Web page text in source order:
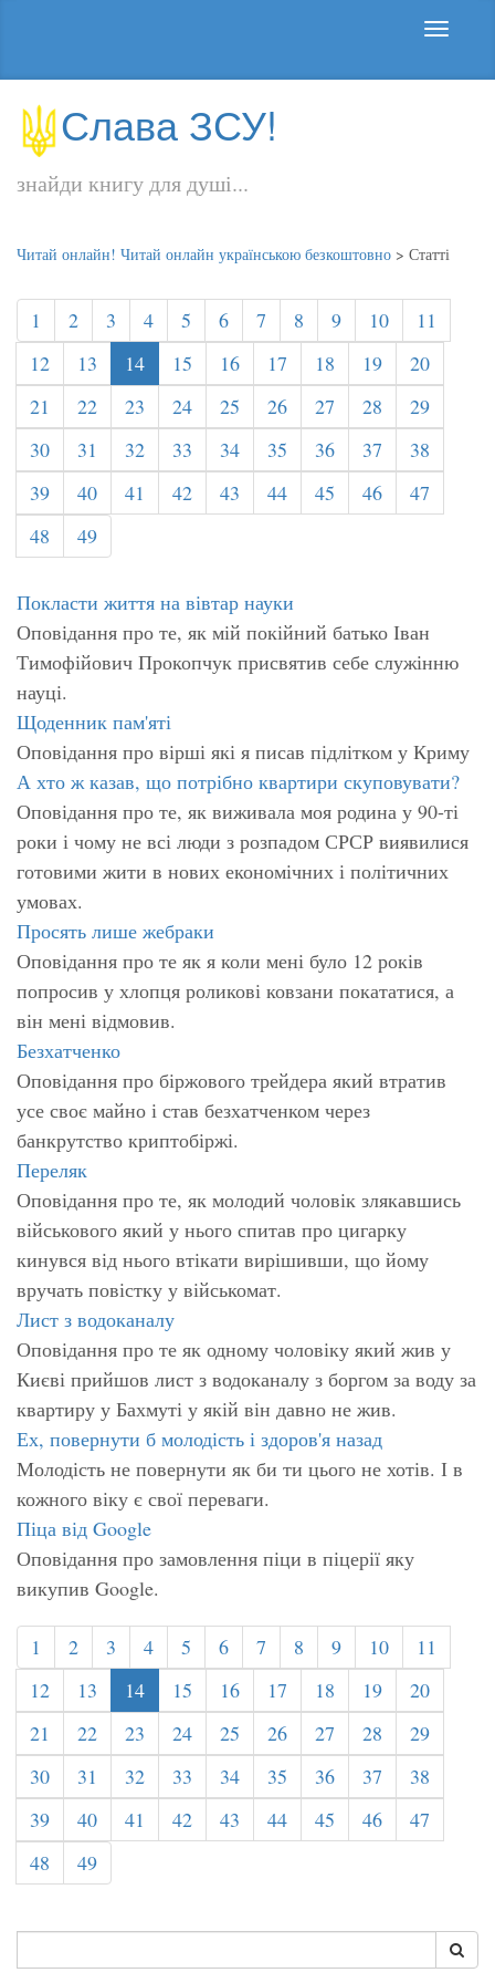
Слава ЗСУ!
знайди книгу для душі...
Читай онлайн! Читай онлайн українською безкоштовно > Статті
1 2 3 4 5 6 7 8 9 10
11
12
13 14 15 16 17 18 19
20
21
22 23 24 25 26 27 28
29
30
31 32 33 34 35 36 37
38
39
40 41 42 43 44 45 46
47
48
49
Покласти життя на вівтар науки
Оповідання про те, як мій покійний батько Іван
Тимофійович Прокопчук присвятив себе служінню
науці.
Щоденник пам'яті
Оповідання про вірші які я писав підлітком у Криму
А хто ж казав, що потрібно квартири скуповувати?
Оповідання про те, як виживала моя родина у 90-ті
роки і чому не всі люди з розпадом СРСР виявилися
готовими жити в нових економічних і політичних
умовах.
Просять лише жебраки
Оповідання про те як я коли мені було 12 років
попросив у хлопця роликові ковзани покататися, а
він мені відмовив.
Безхатченко
Оповідання про біржового трейдера який втратив
усе своє майно і став безхатченком через
банкрутство криптобіржі.
Переляк
Оповідання про те, як молодий чоловік злякавшись
військового який у нього спитав про цигарку
кинувся від нього втікати вирішивши, що йому
вручать повістку у військомат.
Лист з водоканалу
Оповідання про те як одному чоловіку який жив у
Києві прийшов лист з водоканалу з боргом за воду за
квартиру у Бахмуті у якій він давно не жив.
Ех, повернути б молодість і здоров'я назад
Молодість не повернути як би ти цього не хотів. І в
кожного віку є свої переваги.
Піца від Google
Оповідання про замовлення піци в піцерії яку
викупив Google.
1 2 3 4 5 6 7 8 9 10
11
12
13 14 15 16 17 18 19
20
21
22 23 24 25 26 27 28
29
30
31 32 33 34 35 36 37
38
39
40 41 42 43 44 45 46
47
48
49